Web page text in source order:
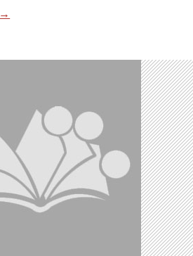
CONCURSO DE TITULARIZACIÓN
→